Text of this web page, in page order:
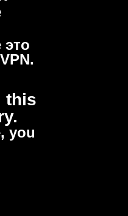
this
you